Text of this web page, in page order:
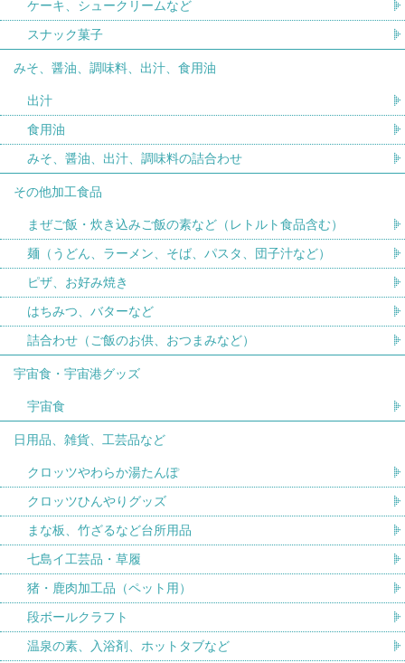
ケーキ、シュークリームなど
スナック菓子
みそ、醤油、調味料、出汁、食用油
出汁
食用油
みそ、醤油、出汁、調味料の詰合わせ
その他加工食品
まぜご飯・炊き込みご飯の素など（レトルト食品含む）
麺（うどん、ラーメン、そば、パスタ、団子汁など）
ピザ、お好み焼き
はちみつ、バターなど
詰合わせ（ご飯のお供、おつまみなど）
宇宙食・宇宙港グッズ
宇宙食
日用品、雑貨、工芸品など
クロッツやわらか湯たんぽ
クロッツひんやりグッズ
まな板、竹ざるなど台所用品
七島イ工芸品・草履
猪・鹿肉加工品（ペット用）
段ボールクラフト
温泉の素、入浴剤、ホットタブなど